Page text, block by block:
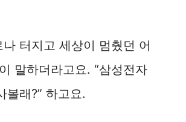
터지고 세상이 멈췄던 어
말하더라고요. “삼성전자
볼래?” 하고요.